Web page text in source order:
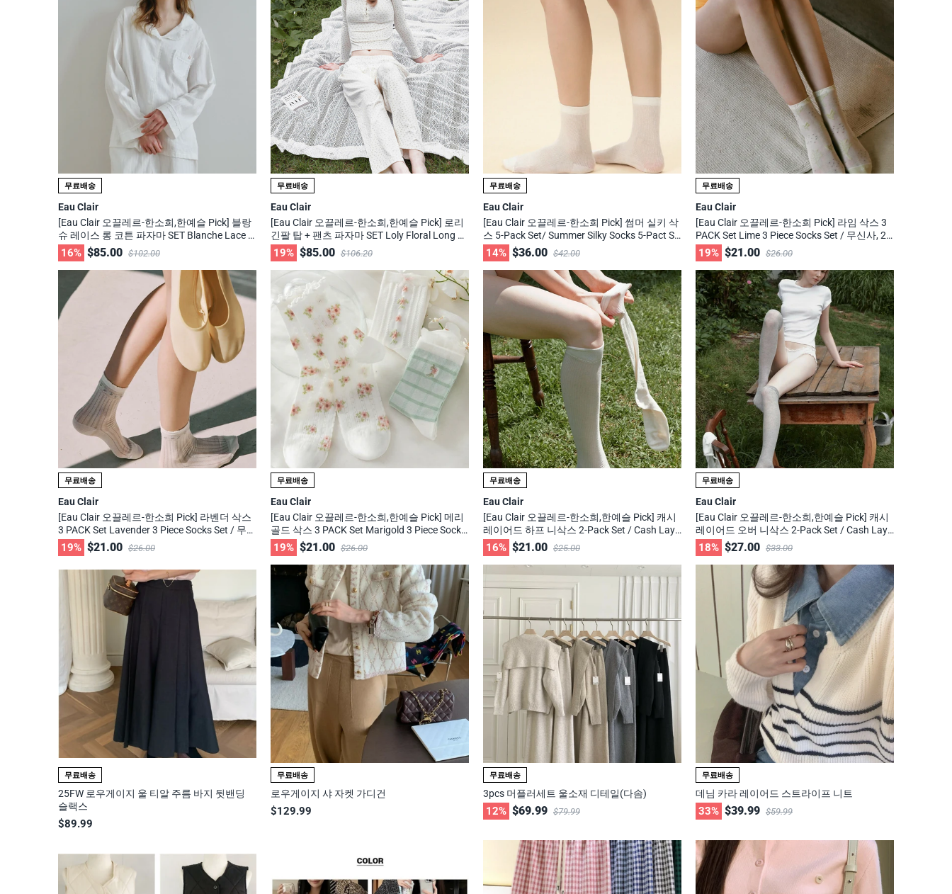
무료배송
Eau Clair
[Eau Clair 오끌레르-한소희,한예슬 Pick] 블랑
슈 레이스 롱 코튼 파자마 SET Blanche Lace L
ong Cotton Pajama Set / 무신사, 29cm 화제
의 브랜드
16% $85.00 $102.00
무료배송
Eau Clair
[Eau Clair 오끌레르-한소희,한예슬 Pick] 로리
긴팔 탑 + 팬츠 파자마 SET Loly Floral Long Sl
eeve Top + Pants Pajama Set / 무신사, 29cm
화제의 브랜드
19% $85.00 $106.20
무료배송
Eau Clair
[Eau Clair 오끌레르-한소희 Pick] 썸머 실키 삭
스 5-Pack Set/ Summer Silky Socks 5-Pact Se
t / 무신사, 29cm 화제의 브랜드
14% $36.00 $42.00
무료배송
Eau Clair
[Eau Clair 오끌레르-한소희 Pick] 라임 삭스 3
PACK Set Lime 3 Piece Socks Set / 무신사, 29
cm 화제의 브랜드
19% $21.00 $26.00
무료배송
Eau Clair
[Eau Clair 오끌레르-한소희 Pick] 라벤더 삭스
3 PACK Set Lavender 3 Piece Socks Set / 무신
사, 29cm 화제의 브랜드
19% $21.00 $26.00
무료배송
Eau Clair
[Eau Clair 오끌레르-한소희,한예슬 Pick] 메리
골드 삭스 3 PACK Set Marigold 3 Piece Socks
Set / 무신사, 29cm 화제의 브랜드
19% $21.00 $26.00
무료배송
Eau Clair
[Eau Clair 오끌레르-한소희,한예슬 Pick] 캐시
레이어드 하프 니삭스 2-Pack Set / Cash Laye
red Half knee Socks 2-Pack Set/ 무신사, 29c
m 화제의 브랜드
16% $21.00 $25.00
무료배송
Eau Clair
[Eau Clair 오끌레르-한소희,한예슬 Pick] 캐시
레이어드 오버 니삭스 2-Pack Set / Cash Laye
red Over Knee Socks 2-Pack Set/ 무신사, 29c
m 화제의 브랜드
18% $27.00 $33.00
무료배송
25FW 로우게이지 울 티알 주름 바지 뒷밴딩
슬랙스
$89.99
무료배송
로우게이지 샤 자켓 가디건
$129.99
무료배송
3pcs 머플러세트 울소재 디테일(다솜)
12% $69.99 $79.99
무료배송
데님 카라 레이어드 스트라이프 니트
33% $39.99 $59.99